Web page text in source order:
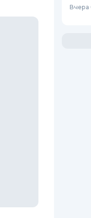
Вчера